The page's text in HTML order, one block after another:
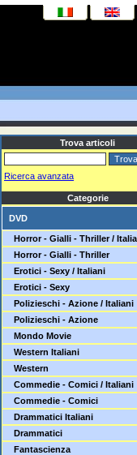
Trova articoli
Ricerca avanzata
Categorie
DVD
Horror - Gialli - Thriller /
Horror - Gialli - Thriller
Erotici - Sexy / Italiani
Erotici - Sexy
Polizieschi - Azione / Italiani
Polizieschi - Azione
Mondo Movie
Western Italiani
Western
Commedie - Comici / Italiani
Commedie - Comici
Drammatici Italiani
Drammatici
Fantascienza